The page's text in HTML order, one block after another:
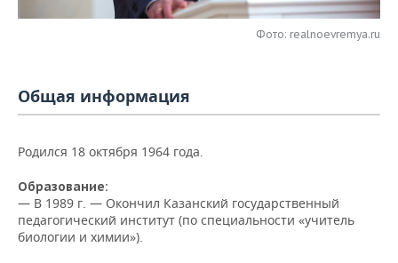
НЕФТЕХИМИЯ
ОПК
УСЛУГИ
МЕДИА
ТЕЛЕКОММУНИКАЦИИ
ВЫЕЗДНАЯ РЕДАКЦИЯ
БИЗНЕС-БРАНЧИ
ONLINE-КОНФЕРЕНЦИИ
ОТКРЫТАЯ ЛЕКЦИЯ
НОВОСТИ СПОРТА
ФУТБОЛ
ХОККЕЙ
БАСКЕТБОЛ
ОБЩЕСТВО
НОВОСТИ ОБЩЕСТВА
ВЛАСТЬ
ИНФРАСТРУКТУРА
ФОТОГАЛЕРЕЯ
СЮЖЕТЫ
СПРАВОЧНИК
Фото: realnoevremya.ru
Общая информация
Родился 18 октября 1964 года.
Образование:
— В 1989 г. — Окончил Казанский государственный
педагогический институт (по специальности «учитель
биологии и химии»).